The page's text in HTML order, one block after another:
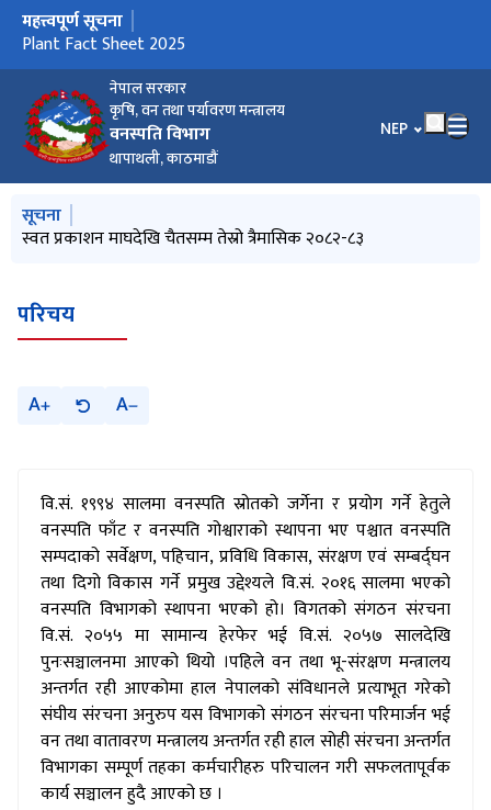
नेपाल सरकार
कृषि, वन तथा पर्यावरण मन्त्रालय
वनस्पति विभाग
थापाथली, काठमाडौं
भाषा चयन गर्नुहोस्
NEP
मुख्य नेभिगेसनमा जानुहोस्
महत्त्वपूर्ण सूचना
Plant Fact Sheet 2025
मुख्य नेभिगेसनमा जानुहोस्
सूचना
स्वत प्रकाशन माघदेखि चैतसम्म तेस्रो त्रैमासिक २०८२-८३
परिचय
A A
वि.सं. १९९४ सालमा वनस्पति स्रोतको जर्गेना र प्रयोग गर्ने हेतुले
वनस्पति फाँट र वनस्पति गोश्वाराको स्थापना भए पश्चात वनस्पति
सम्पदाको सर्वेक्षण, पहिचान, प्रविधि विकास, संरक्षण एवं सम्बर्द्घन
तथा दिगो विकास गर्ने प्रमुख उद्देश्यले वि.सं. २०१६ सालमा भएको
वनस्पति विभागको स्थापना भएको हो। विगतको संगठन संरचना
वि.सं. २०५५ मा सामान्य हेरफेर भई वि.सं. २०५७ सालदेखि
पुनःसञ्चालनमा आएको थियो ।पहिले वन तथा भू-संरक्षण मन्त्रालय
अन्तर्गत रही आएकोमा हाल नेपालको संविधानले प्रत्याभूत गरेको
संघीय संरचना अनुरुप यस विभागको संगठन संरचना परिमार्जन भई
वन तथा वातावरण मन्त्रालय अन्तर्गत रही हाल सोही संरचना अन्तर्गत
विभागका सम्पूर्ण तहका कर्मचारीहरु परिचालन गरी सफलतापूर्वक
कार्य सञ्चालन हुदै आएको छ ।